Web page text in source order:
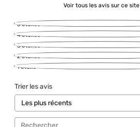
Voir tous les avis sur ce site
5étoiles
4étoiles
3étoiles
2étoiles
1étoile
Trier les avis